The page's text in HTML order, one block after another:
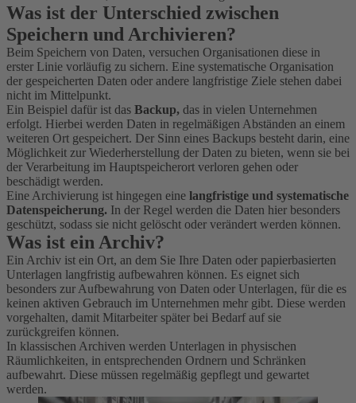
Was ist der Unterschied zwischen
Speichern und Archivieren?
Beim Speichern von Daten, versuchen Organisationen diese in
erster Linie vorläufig zu sichern. Eine systematische Organisation
der gespeicherten Daten oder andere langfristige Ziele stehen dabei
nicht im Mittelpunkt.
Ein Beispiel dafür ist das Backup, das in vielen Unternehmen
erfolgt. Hierbei werden Daten in regelmäßigen Abständen an einem
weiteren Ort gespeichert. Der Sinn eines Backups besteht darin, eine
Möglichkeit zur Wiederherstellung der Daten zu bieten, wenn sie bei
der Verarbeitung im Hauptspeicherort verloren gehen oder
beschädigt werden.
Eine Archivierung ist hingegen eine langfristige und systematische
Datenspeicherung. In der Regel werden die Daten hier besonders
geschützt, sodass sie nicht gelöscht oder verändert werden können.
Was ist ein Archiv?
Ein Archiv ist ein Ort, an dem Sie Ihre Daten oder papierbasierten
Unterlagen langfristig aufbewahren können. Es eignet sich
besonders zur Aufbewahrung von Daten oder Unterlagen, für die es
keinen aktiven Gebrauch im Unternehmen mehr gibt. Diese werden
vorgehalten, damit Mitarbeiter später bei Bedarf auf sie
zurückgreifen können.
In klassischen Archiven werden Unterlagen in physischen
Räumlichkeiten, in entsprechenden Ordnern und Schränken
aufbewahrt. Diese müssen regelmäßig gepflegt und gewartet
werden.